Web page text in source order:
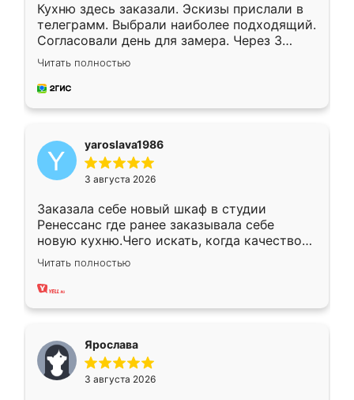
Кухню здесь заказали. Эскизы прислали в
телеграмм. Выбрали наиболее подходящий.
Согласовали день для замера. Через 3
недели кухня была уже готова. Остались
довольны работой. Спасибо Ренессанс
мебель за качественную работу!
Читать полностью
yaroslava1986
3 августа 2026
Заказала себе новый шкаф в студии
Ренессанс где ранее заказывала себе
новую кухню.Чего искать, когда качеством
вполне довольна. Служит кухня уже почти
два года, нареканий нет.
Читать полностью
Ярослава
3 августа 2026